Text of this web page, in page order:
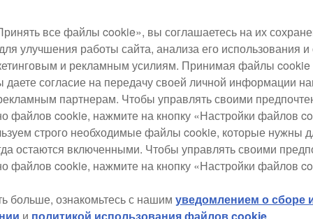
все файлы cookie», вы соглашаетесь на их
улучшения работы сайта, анализа его использования и
и рекламным усилиям. Принимая файлы cookie
даете согласие на передачу своей личной информации
партнерам. Чтобы управлять своими
файлов cookie, нажмите на кнопку «Настройки файлов
строго необходимые файлы cookie, которые нужны
остаются включенными. Чтобы управлять своими
файлов cookie, нажмите на кнопку «Настройки файлов
больше, ознакомьтесь с нашим уведомлением о сборе
и политикой использования файлов cookie.